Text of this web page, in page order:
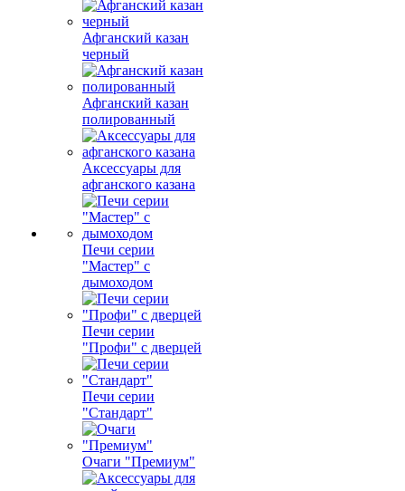
Афганский казан
черный
Афганский казан
полированный
Аксессуары для
афганского казана
Печи серии
"Мастер" с
дымоходом
Печи серии
"Профи" с дверцей
Печи серии
"Стандарт"
Очаги "Премиум"